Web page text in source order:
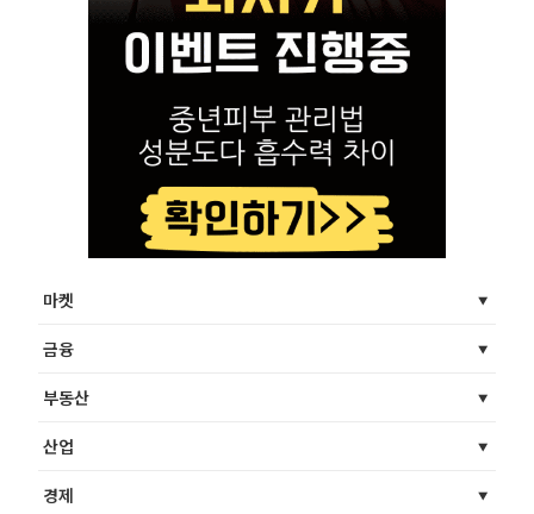
마켓
금융
부동산
산업
경제